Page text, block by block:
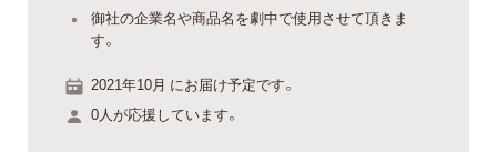
御社の企業名や商品名を劇中で使用させて頂きま
す。
2021年10月 にお届け予定です。
0人が応援しています。